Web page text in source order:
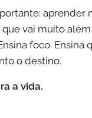
aprender
vai muito além
foco. Ensina
o destino.
a vida.